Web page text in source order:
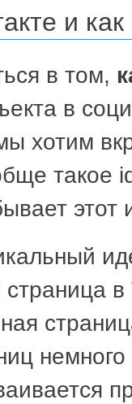
и
в том,
в
хотим
такое
этот